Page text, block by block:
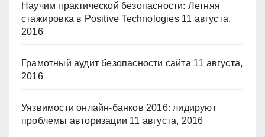
Научим практической безопасности: Летняя
стажировка в Positive Technologies 11 августа,
2016
Грамотный аудит безопасности сайта 11 августа,
2016
Уязвимости онлайн-банков 2016: лидируют
проблемы авторизации 11 августа, 2016